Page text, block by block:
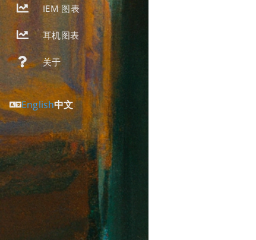
IEM 图表
耳机图表
关于
English中文